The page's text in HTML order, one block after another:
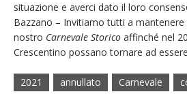
situazione e averci dato il loro
Bazzano – Invitiamo tutti a
nostro Carnevale Storico affinché nel
Crescentino possano tornare ad
2021 annullato Carnevale